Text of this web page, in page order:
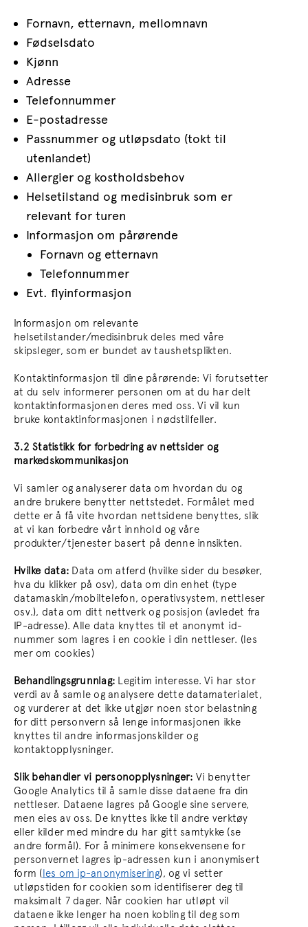
Fornavn, etternavn, mellomnavn
Fødselsdato
Kjønn
Adresse
Telefonnummer
E-postadresse
Passnummer og utløpsdato (tokt til
utenlandet)
Allergier og kostholdsbehov
Helsetilstand og medisinbruk som er
relevant for turen
Informasjon om pårørende
Fornavn og etternavn
Telefonnummer
Evt. flyinformasjon
Informasjon om relevante
helsetilstander/medisinbruk deles med våre
skipsleger, som er bundet av taushetsplikten.
Kontaktinformasjon til dine pårørende: Vi forutsetter
at du selv informerer personen om at du har delt
kontaktinformasjonen deres med oss. Vi vil kun
bruke kontaktinformasjonen i nødstilfeller.
3.2 Statistikk for forbedring av nettsider og
markedskommunikasjon
Vi samler og analyserer data om hvordan du og
andre brukere benytter nettstedet. Formålet med
dette er å få vite hvordan nettsidene benyttes, slik
at vi kan forbedre vårt innhold og våre
produkter/tjenester basert på denne innsikten.
Hvilke data: Data om atferd (hvilke sider du besøker,
hva du klikker på osv), data om din enhet (type
datamaskin/mobiltelefon, operativsystem, nettleser
osv.), data om ditt nettverk og posisjon (avledet fra
IP-adresse). Alle data knyttes til et anonymt id-
nummer som lagres i en cookie i din nettleser. (les
mer om cookies)
Behandlingsgrunnlag: Legitim interesse. Vi har stor
verdi av å samle og analysere dette datamaterialet,
og vurderer at det ikke utgjør noen stor belastning
for ditt personvern så lenge informasjonen ikke
knyttes til andre informasjonskilder og
kontaktopplysninger.
Slik behandler vi personopplysninger: Vi benytter
Google Analytics til å samle disse dataene fra din
nettleser. Dataene lagres på Google sine servere,
men eies av oss. De knyttes ikke til andre verktøy
eller kilder med mindre du har gitt samtykke (se
andre formål). For å minimere konsekvensene for
personvernet lagres ip-adressen kun i anonymisert
form (les om ip-anonymisering), og vi setter
utløpstiden for cookien som identifiserer deg til
maksimalt 7 dager. Når cookien har utløpt vil
dataene ikke lenger ha noen kobling til deg som